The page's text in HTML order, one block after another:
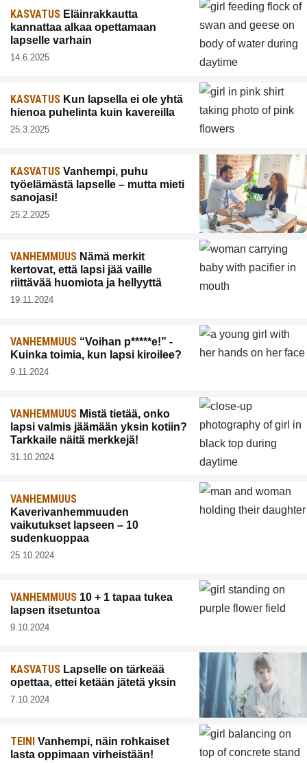
KASVATUS Eläinrakkautta
kannattaa alkaa opettamaan
lapselle varhain
14.6.2025
KASVATUS Kun lapsella ei ole yhtä
hienoa puhelinta kuin kavereilla
25.3.2025
KASVATUS Vanhempi, puhu
työelämästä lapselle – mutta mieti
sanojasi!
25.2.2025
VANHEMMUUS Nämä merkit
kertovat, että lapsi jää vaille
riittävää huomiota ja hellyyttä
19.11.2024
VANHEMMUUS “Voihan p*****e!” -
Kuinka toimia, kun lapsi kiroilee?
9.11.2024
VANHEMMUUS Mistä tietää, onko
lapsi valmis jäämään yksin kotiin?
Tarkkaile näitä merkkejä!
31.10.2024
VANHEMMUUS
Kaverivanhemmuuden
vaikutukset lapseen – 10
sudenkuoppaa
25.10.2024
VANHEMMUUS 10 + 1 tapaa tukea
lapsen itsetuntoa
9.10.2024
KASVATUS Lapselle on tärkeää
opettaa, ettei ketään jätetä yksin
7.10.2024
TEINI
Vanhempi, näin rohkaiset
lasta oppimaan virheistään!